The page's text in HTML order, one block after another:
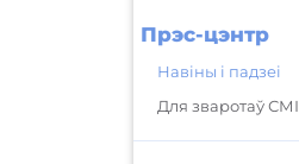
Прэс-цэнтр
Навіны і падзеі
Для зваротаў СМІ